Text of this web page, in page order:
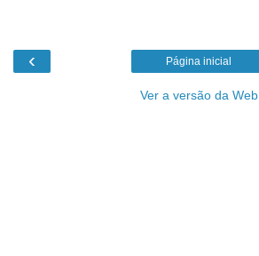
‹ Página inicial
Ver a versão da Web